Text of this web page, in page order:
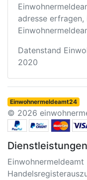
adresse erfragen,
Datenstand
2020
Einwohnermeldeamt24
© 2026
Dienstleistungen
Einwohnermeldeamt